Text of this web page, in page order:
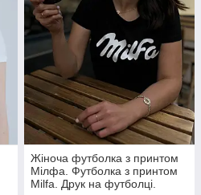
Жіноча футболка з принтом
Мілфа. Футболка з принтом
Milfa. Друк на футболці.